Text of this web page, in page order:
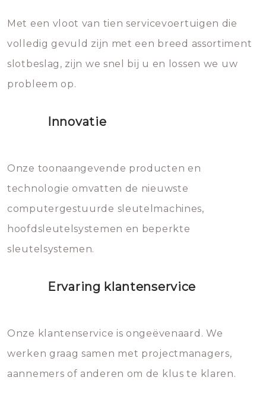
eroverheen hebt gegooid weer
bevriezen.
die relatief gemakkelijk te
beschadigen zijn. In veel
gevallen zult u schade aan de
sloten veroorzaken, waardoor
geheel vervangen moet worden.
mee, die u gemakkelijk kunt
vermijden.
Met een vloot van tien servicevoertuigen die
volledig gevuld zijn met een breed assortiment
slotbeslag, zijn we snel bij u en lossen we uw
probleem op.
Innovatie
Onze toonaangevende producten en
technologie omvatten de nieuwste
computergestuurde sleutelmachines,
hoofdsleutelsystemen en beperkte
sleutelsystemen.
Ervaring klantenservice
Onze klantenservice is ongeëvenaard. We
werken graag samen met projectmanagers,
aannemers of anderen om de klus te klaren.